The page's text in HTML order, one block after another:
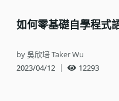
如何零基礎自學程式
by 吳欣培 Taker Wu
2023/04/12 ｜ 12293